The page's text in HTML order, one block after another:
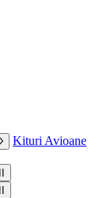
Kituri Avioane